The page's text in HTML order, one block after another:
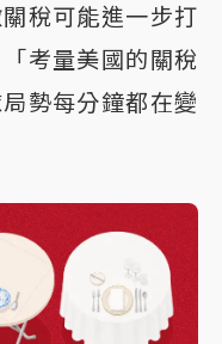
稅可能進一步打
考量美國的關稅
勢每分鐘都在變